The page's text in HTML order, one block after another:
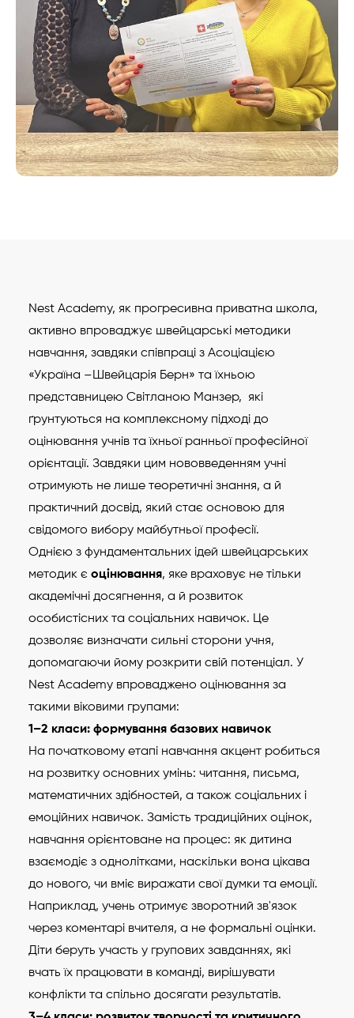
Nest Academy, як прогресивна приватна школа,
активно впроваджує швейцарські методики
навчання, завдяки співпраці з Асоціацією
«Україна –Швейцарія Берн» та їхньою
представницею Світланою Манзер,
які
ґрунтуються на комплексному підході до
оцінювання учнів та їхньої ранньої професійної
орієнтації. Завдяки цим нововведенням учні
отримують не лише теоретичні знання, а й
практичний досвід, який стає основою для
свідомого вибору майбутньої професії.
Однією з фундаментальних ідей швейцарських
методик є оцінювання, яке враховує не тільки
академічні досягнення, а й розвиток
особистісних та соціальних навичок. Це
дозволяє визначати сильні сторони учня,
допомагаючи йому розкрити свій потенціал. У
Nest Academy впроваджено оцінювання за
такими віковими групами:
1–2 класи: формування базових навичок
На початковому етапі навчання акцент робиться
на розвитку основних умінь: читання, письма,
математичних здібностей, а також соціальних і
емоційних навичок. Замість традиційних оцінок,
навчання орієнтоване на процес: як дитина
взаємодіє з однолітками, наскільки вона цікава
до нового, чи вміє виражати свої думки та емоції.
Наприклад, учень отримує зворотний зв'язок
через коментарі вчителя, а не формальні оцінки.
Діти беруть участь у групових завданнях, які
вчать їх працювати в команді, вирішувати
конфлікти та спільно досягати результатів.